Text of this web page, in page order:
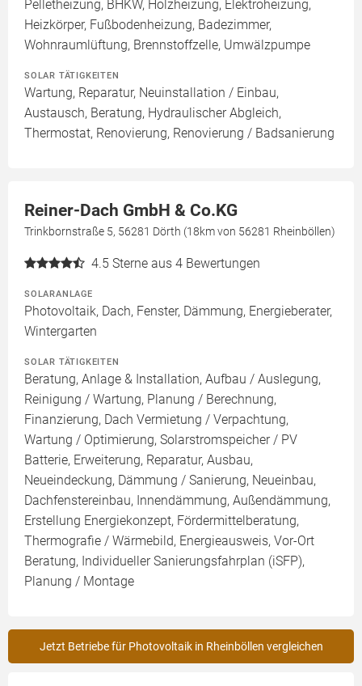
Pelletheizung, BHKW, Holzheizung, Elektroheizung,
Heizkörper, Fußbodenheizung, Badezimmer,
Wohnraumlüftung, Brennstoffzelle, Umwälzpumpe
SOLAR TÄTIGKEITEN
Wartung, Reparatur, Neuinstallation / Einbau,
Austausch, Beratung, Hydraulischer Abgleich,
Thermostat, Renovierung, Renovierung / Badsanierung
Reiner-Dach GmbH & Co.KG
Trinkbornstraße 5, 56281 Dörth (18km von 56281 Rheinböllen)
4.5 Sterne aus 4 Bewertungen
SOLARANLAGE
Photovoltaik, Dach, Fenster, Dämmung, Energieberater,
Wintergarten
SOLAR TÄTIGKEITEN
Beratung, Anlage & Installation, Aufbau / Auslegung,
Reinigung / Wartung, Planung / Berechnung,
Finanzierung, Dach Vermietung / Verpachtung,
Wartung / Optimierung, Solarstromspeicher / PV
Batterie, Erweiterung, Reparatur, Ausbau,
Neueindeckung, Dämmung / Sanierung, Neueinbau,
Dachfenstereinbau, Innendämmung, Außendämmung,
Erstellung Energiekonzept, Fördermittelberatung,
Thermografie / Wärmebild, Energieausweis, Vor-Ort
Beratung, Individueller Sanierungsfahrplan (iSFP),
Planung / Montage
Jetzt Betriebe für Photovoltaik in Rheinböllen vergleichen